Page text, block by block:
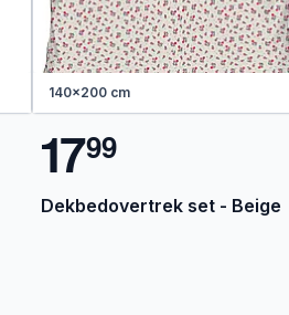
140x200 cm
1799
Dekbedovertrek set - Beige